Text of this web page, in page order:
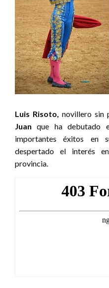
Luis Risoto, novillero sin
Juan que ha debutado
importantes éxitos en
despertado el interés
provincia.